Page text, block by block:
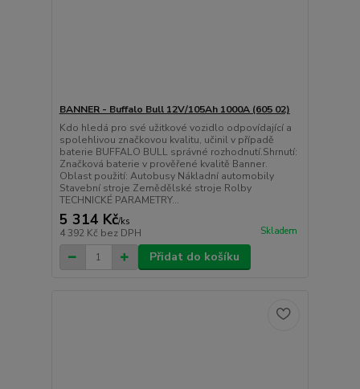
BANNER - Buffalo Bull 12V/105Ah 1000A (605 02)
Kdo hledá pro své užitkové vozidlo odpovídající a
spolehlivou značkovou kvalitu, učinil v případě
baterie BUFFALO BULL správné rozhodnutí.Shrnutí:
Značková baterie v prověřené kvalitě Banner.
Oblast použití: Autobusy Nákladní automobily
Stavební stroje Zemědělské stroje Rolby
TECHNICKÉ PARAMETRY...
5 314 Kč/ks
4 392 Kč bez DPH Skladem
Přidat do košíku